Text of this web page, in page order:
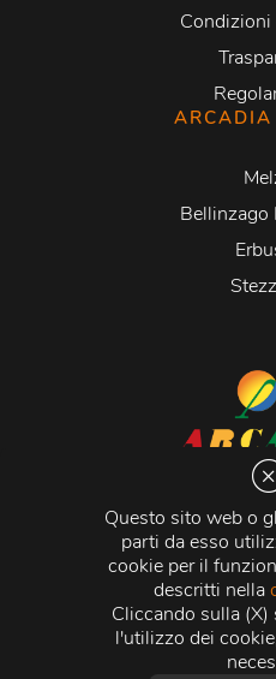
Questo sito web o
parti da esso
cookie per il
descritti nella
Cliccando sulla (X)
l'utilizzo dei
Bellinzago
Via Martiri
C.C.I.A.A. - R.E.A
Registro delle Imprese di
Fiscale e Partita Iva
Credits:Crea Informatica